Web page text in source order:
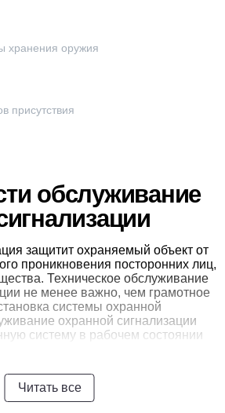
хранения оружия
присутствия
обслуживание
защитит охраняемый объект от
проникновения посторонних лиц,
Техническое обслуживание
не менее важно, чем грамотное
системы охранной
охранной сигнализации
систему в рабочем состоянии
занимающееся
или производством –
который требует
Читать все